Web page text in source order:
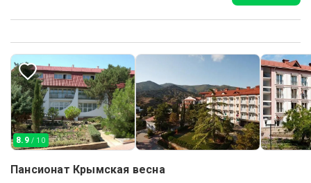
8.9 / 10
Пансионат Крымская весна